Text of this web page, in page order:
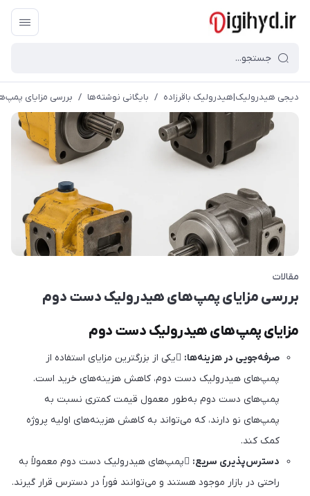
دیجی هیدرولیک|هیدرولیک باقرزاده / بایگانی نوشته‌ها / بررسی مزایای
مقالات
بررسی مزایای پمپ‌های هیدرولیک دست دوم
مزایای پمپ‌های هیدرولیک دست دوم
صرفه‌جویی در هزینه‌ها:
یکی از بزرگترین مزایای استفاده از
پمپ‌های هیدرولیک دست دوم، کاهش هزینه‌های خرید است.
پمپ‌های دست دوم به‌طور معمول قیمت کمتری نسبت به
پمپ‌های نو دارند، که می‌تواند به کاهش هزینه‌های اولیه پروژه
کمک کند.
دسترس‌پذیری سریع:
پمپ‌های هیدرولیک دست دوم معمولاً به
راحتی در بازار موجود هستند و می‌توانند فوراً در دسترس قرار گیرند.